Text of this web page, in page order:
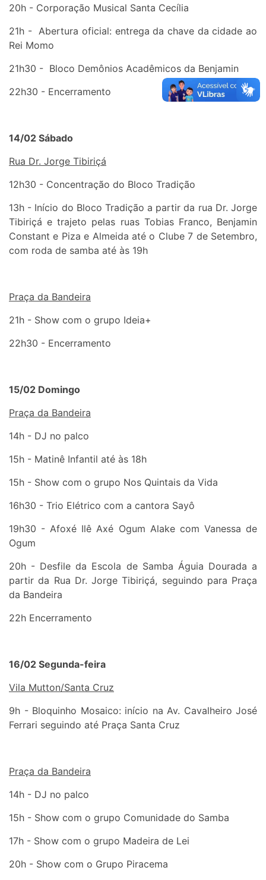
20h - Corporação Musical Santa Cecília
21h - Abertura oficial: entrega da chave da cidade ao
Rei Momo
21h30 - Bloco Demônios Acadêmicos da Benjamin
22h30 - Encerramento
14/02 Sábado
Rua Dr. Jorge Tibiriçá
12h30 - Concentração do Bloco Tradição
13h - Início do Bloco Tradição a partir da rua Dr. Jorge
Tibiriçá e trajeto pelas ruas Tobias Franco, Benjamin
Constant e Piza e Almeida até o Clube 7 de Setembro,
com roda de samba até às 19h
Praça da Bandeira
21h - Show com o grupo Ideia+
22h30 - Encerramento
15/02 Domingo
Praça da Bandeira
14h - DJ no palco
15h - Matinê Infantil até às 18h
15h - Show com o grupo Nos Quintais da Vida
16h30 - Trio Elétrico com a cantora Sayô
19h30 - Afoxé Ilê Axé Ogum Alake com Vanessa de
Ogum
20h - Desfile da Escola de Samba Águia Dourada a
partir da Rua Dr. Jorge Tibiriçá, seguindo para Praça
da Bandeira
22h Encerramento
16/02 Segunda-feira
Vila Mutton/Santa Cruz
9h - Bloquinho Mosaico: início na Av. Cavalheiro José
Ferrari seguindo até Praça Santa Cruz
Praça da Bandeira
14h - DJ no palco
15h - Show com o grupo Comunidade do Samba
17h - Show com o grupo Madeira de Lei
20h - Show com o Grupo Piracema